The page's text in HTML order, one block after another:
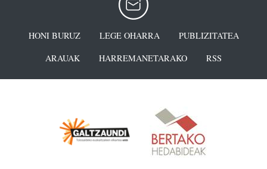
HONI BURUZ LEGE OHARRA
PUBLIZITATEA
ARAUAK
HARREMANETARAKO RSS